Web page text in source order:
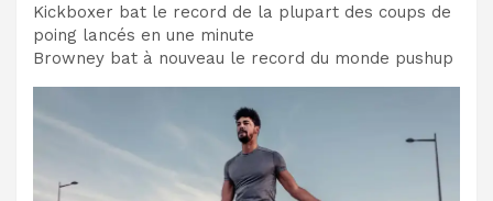
Kickboxer bat le record de la plupart des coups de
poing lancés en une minute
Browney bat à nouveau le record du monde pushup